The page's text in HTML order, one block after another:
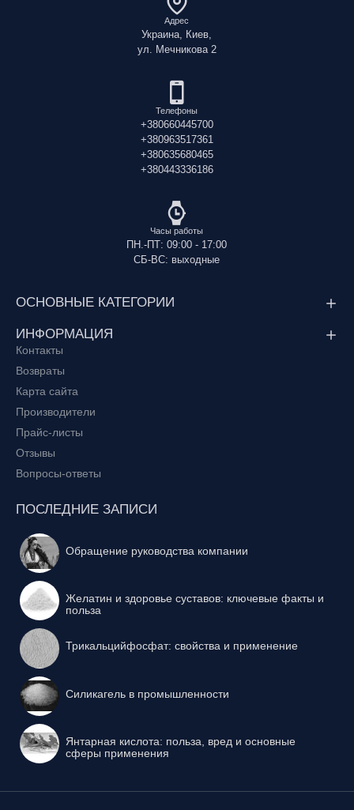
Адрес
Украина, Киев,
ул. Мечникова 2
Телефоны
+380660445700
+380963517361
+380635680465
+380443336186
Часы работы
ПН.-ПТ: 09:00 - 17:00
СБ-ВС: выходные
ОСНОВНЫЕ КАТЕГОРИИ
ИНФОРМАЦИЯ
Контакты
Возвраты
Карта сайта
Производители
Прайс-листы
Отзывы
Вопросы-ответы
ПОСЛЕДНИЕ ЗАПИСИ
Обращение руководства компании
Желатин и здоровье суставов: ключевые факты и
польза
Трикальцийфосфат: свойства и применение
Силикагель в промышленности
Янтарная кислота: польза, вред и основные
сферы применения